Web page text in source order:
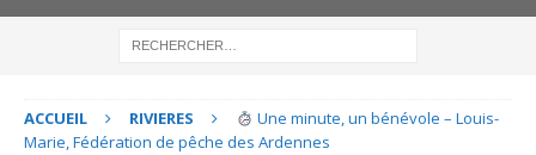
ACCUEIL RIVIERES
Une minute, un bénévole – Louis-
Marie, Fédération de pêche des Ardennes